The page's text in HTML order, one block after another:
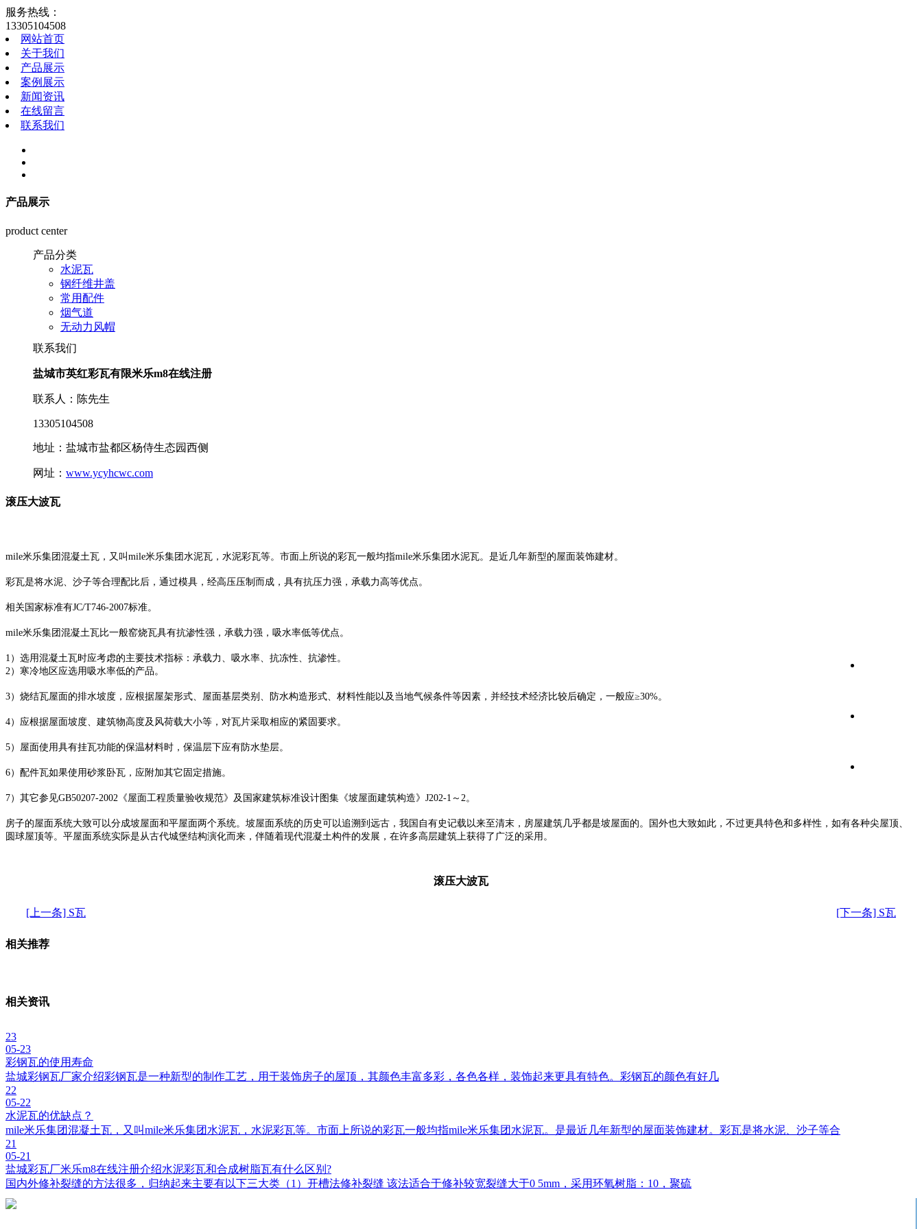
服务热线：
13305104508
网站首页
关于我们
产品展示
案例展示
新闻资讯
在线留言
联系我们
产品展示
product center
产品分类
水泥瓦
钢纤维井盖
常用配件
烟气道
无动力风帽
联系我们
盐城市英红彩瓦有限米乐m8在线注册
联系人：陈先生
13305104508
地址：盐城市盐都区杨侍生态园西侧
网址： www.ycyhcwc.com
滚压大波瓦
mile米乐集团混凝土瓦，又叫mile米乐集团水泥瓦，水泥彩瓦等。市面上所说的彩瓦一般均指mile米乐集团水泥瓦。是近几年新型的屋面装饰建材。
彩瓦是将水泥、沙子等合理配比后，通过模具，经高压压制而成，具有抗压力强，承载力高等优点。
相关国家标准有JC/T746-2007标准。
mile米乐集团混凝土瓦比一般窑烧瓦具有抗渗性强，承载力强，吸水率低等优点。
1）选用混凝土瓦时应考虑的主要技术指标：承载力、吸水率、抗冻性、抗渗性。
2）寒冷地区应选用吸水率低的产品。
3）烧结瓦屋面的排水坡度，应根据屋架形式、屋面基层类别、防水构造形式、材料性能以及当地气候条件等因素，并经技术经济比较后确定，一般应≥30%。
4）应根据屋面坡度、建筑物高度及风荷载大小等，对瓦片采取相应的紧固要求。
5）屋面使用具有挂瓦功能的保温材料时，保温层下应有防水垫层。
6）配件瓦如果使用砂浆卧瓦，应附加其它固定措施。
7）其它参见GB50207-2002《屋面工程质量验收规范》及国家建筑标准设计图集《坡屋面建筑构造》J202-1～2。
房子的屋面系统大致可以分成坡屋面和平屋面两个系统。坡屋面系统的历史可以追溯到远古，我国自有史记载以来至清末，房屋建筑几乎都是坡屋面的。国外也大致如此，不过更具特色和多样性，如有各种尖屋顶、
圆球屋顶等。平屋面系统实际是从古代城堡结构演化而来，伴随着现代混凝土构件的发展，在许多高层建筑上获得了广泛的采用。
滚压大波瓦
[上一条] S瓦 [下一条] S瓦
相关推荐
相关资讯
23
05-23
彩钢瓦的使用寿命
盐城彩钢瓦厂家介绍彩钢瓦是一种新型的制作工艺，用于装饰房子的屋顶，其颜色丰富多彩，各色各样，装饰起来更具有特色。彩钢瓦的颜色有好几
22
05-22
水泥瓦的优缺点？
mile米乐集团混凝土瓦，又叫mile米乐集团水泥瓦，水泥彩瓦等。市面上所说的彩瓦一般均指mile米乐集团水泥瓦。是最近几年新型的屋面装饰建材。彩瓦是将水泥、沙子等合
21
05-21
盐城彩瓦厂米乐m8在线注册介绍水泥彩瓦和合成树脂瓦有什么区别?
国内外修补裂缝的方法很多，归纳起来主要有以下三大类（1）开槽法修补裂缝 该法适合于修补较宽裂缝大于0 5mm，采用环氧树脂：10，聚硫